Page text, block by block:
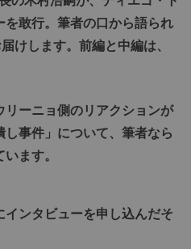
敢行。筆者の口から語られ
けします。前編と中編は、
ーニョ側のリアクションが
事件」について、筆者なら
ます。
ンタビューを申し込んだそ